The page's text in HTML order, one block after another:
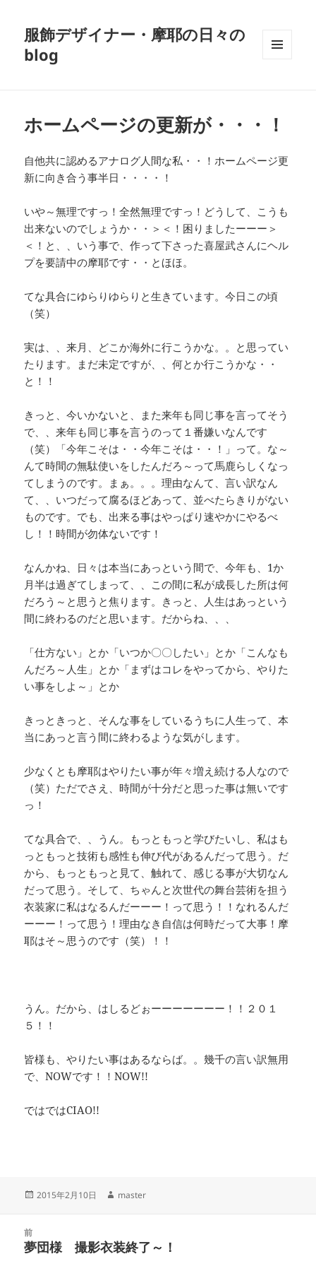
服飾デザイナー・摩耶の日々の
blog
ホームページの更新が・・・！
自他共に認めるアナログ人間な私・・！ホームページ更
新に向き合う事半日・・・・！
いや～無理ですっ！全然無理ですっ！どうして、こうも
出来ないのでしょうか・・＞＜！困りましたーーー＞
＜！と、、いう事で、作って下さった喜屋武さんにヘル
プを要請中の摩耶です・・とほほ。
てな具合にゆらりゆらりと生きています。今日この頃
（笑）
実は、、来月、どこか海外に行こうかな。。と思ってい
たります。まだ未定ですが、、何とか行こうかな・・
と！！
きっと、今いかないと、また来年も同じ事を言ってそう
で、、来年も同じ事を言うのって１番嫌いなんです
（笑）「今年こそは・・今年こそは・・！」って。な～
んて時間の無駄使いをしたんだろ～って馬鹿らしくなっ
てしまうのです。まぁ。。。理由なんて、言い訳なん
て、、いつだって腐るほどあって、並べたらきりがない
ものです。でも、出来る事はやっぱり速やかにやるべ
し！！時間が勿体ないです！
なんかね、日々は本当にあっという間で、今年も、1か
月半は過ぎてしまって、、この間に私が成長した所は何
だろう～と思うと焦ります。きっと、人生はあっという
間に終わるのだと思います。だからね、、、
「仕方ない」とか「いつか〇〇したい」とか「こんなも
んだろ～人生」とか「まずはコレをやってから、やりた
い事をしよ～」とか
きっときっと、そんな事をしているうちに人生って、本
当にあっと言う間に終わるような気がします。
少なくとも摩耶はやりたい事が年々増え続ける人なので
（笑）ただでさえ、時間が十分だと思った事は無いです
っ！
てな具合で、、うん。もっともっと学びたいし、私はも
っともっと技術も感性も伸び代があるんだって思う。だ
から、もっともっと見て、触れて、感じる事が大切なん
だって思う。そして、ちゃんと次世代の舞台芸術を担う
衣装家に私はなるんだーーー！って思う！！なれるんだ
ーーー！って思う！理由なき自信は何時だって大事！摩
耶はそ～思うのです（笑）！！
うん。だから、はしるどぉーーーーーーー！！２０１
５！！
皆様も、やりたい事はあるならば。。幾千の言い訳無用
で、NOWです！！NOW!!
ではではCIAO!!
投
2015年2月10日
作
master
前
前
夢団様 撮影衣装終了～！